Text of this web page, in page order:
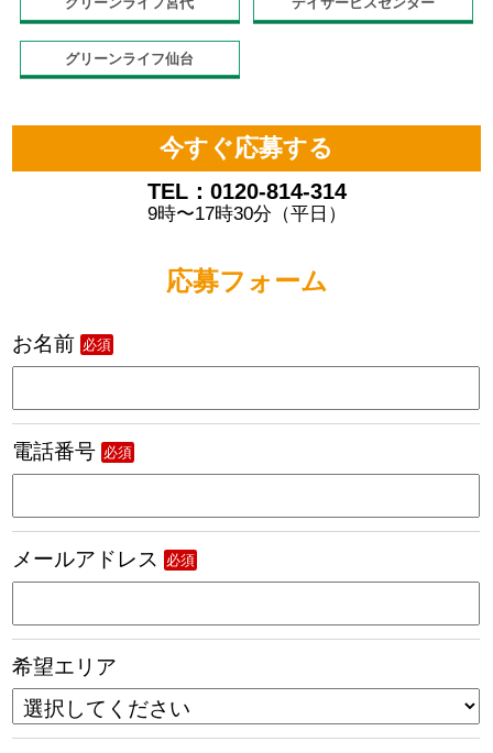
グリーンライフ仙台
今すぐ応募する
TEL：0120-814-314
9時〜17時30分（平日）
応募フォーム
お名前 必須
電話番号 必須
メールアドレス 必須
希望エリア